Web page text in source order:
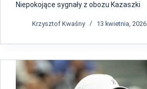
Niepokojące sygnały z obozu Kazaszki
Krzysztof Kwaśny 13 kwietnia, 2026